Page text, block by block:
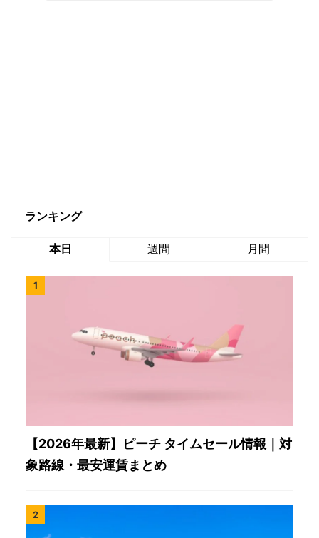
ランキング
本日 週間 月間
【2026年最新】ピーチ タイムセール情報｜対
象路線・最安運賃まとめ